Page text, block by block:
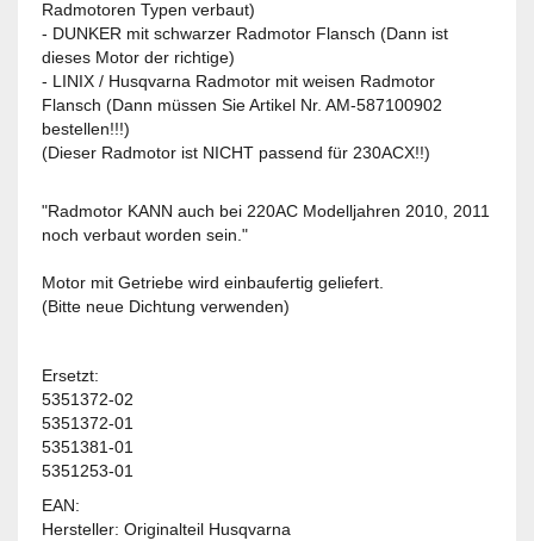
Radmotoren Typen verbaut)
- DUNKER mit schwarzer Radmotor Flansch (Dann ist
dieses Motor der richtige)
- LINIX / Husqvarna Radmotor mit weisen Radmotor
Flansch (Dann müssen Sie Artikel Nr. AM-587100902
bestellen!!!)
(Dieser Radmotor ist NICHT passend für 230ACX!!)
"Radmotor KANN auch bei 220AC Modelljahren 2010, 2011
noch verbaut worden sein."
Motor mit Getriebe wird einbaufertig geliefert.
(Bitte neue Dichtung verwenden)
Ersetzt:
5351372-02
5351372-01
5351381-01
5351253-01
EAN:
Hersteller: Originalteil Husqvarna